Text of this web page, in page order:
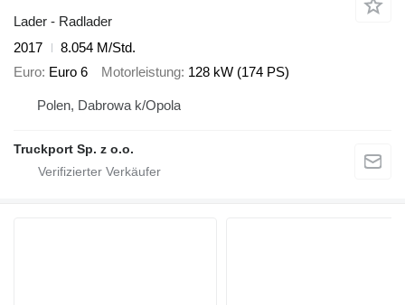
Lader - Radlader
2017
8.054 M/Std.
Euro Euro 6 Motorleistung 128 kW (174 PS)
Polen, Dabrowa k/Opola
Truckport Sp. z o.o.